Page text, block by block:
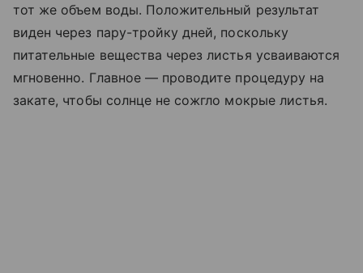
тот же объем воды. Положительный результат
виден через пару-тройку дней, поскольку
питательные вещества через листья усваиваются
мгновенно. Главное — проводите процедуру на
закате, чтобы солнце не сожгло мокрые листья.